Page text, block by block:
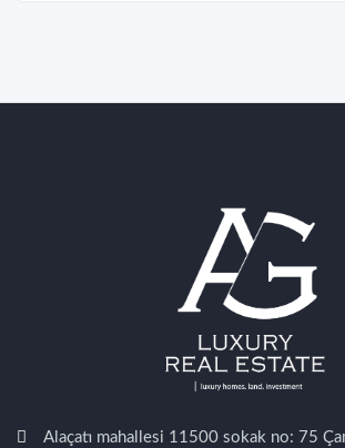
Alaçatı mahallesi 11500 sokak no: 75